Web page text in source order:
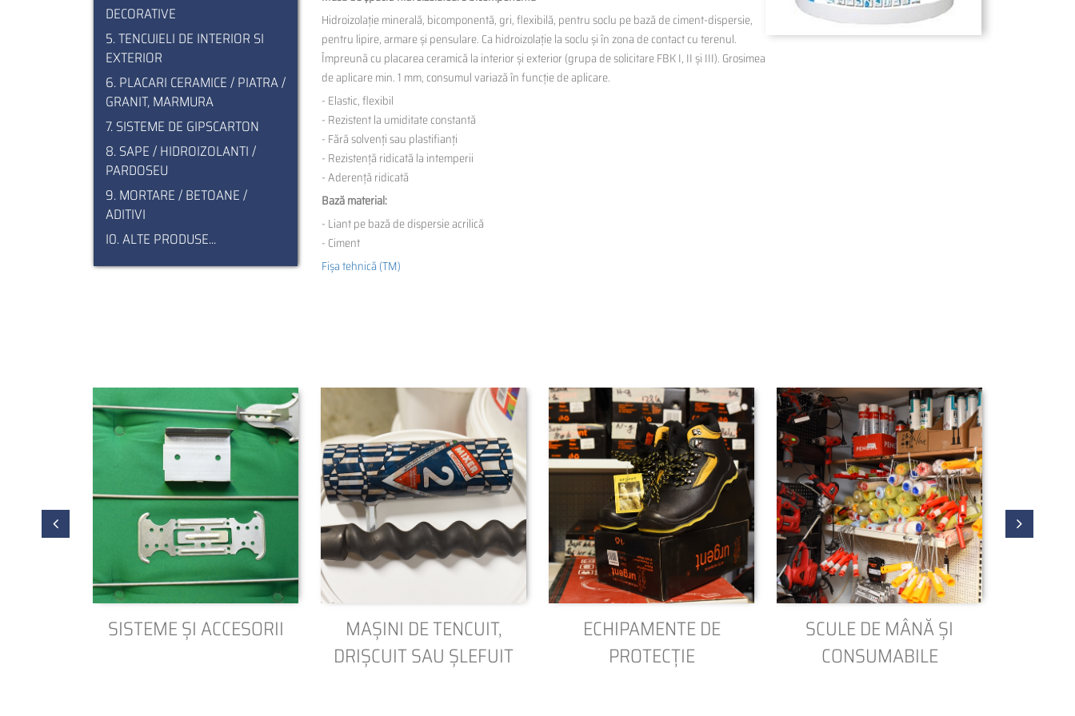
DECORATIVE
5. TENCUIELI DE INTERIOR SI
EXTERIOR
6. PLACARI CERAMICE / PIATRA /
GRANIT, MARMURA
7. SISTEME DE GIPSCARTON
8. SAPE / HIDROIZOLANTI /
PARDOSEU
9. MORTARE / BETOANE /
ADITIVI
I0. ALTE PRODUSE...
Hidroizolație minerală, bicomponentă, gri, flexibilă, pentru soclu pe bază de ciment-dispersie,
pentru lipire, armare și pensulare. Ca hidroizolație la soclu și în zona de contact cu terenul.
Împreună cu placarea ceramică la interior și exterior (grupa de solicitare FBK I, II și III). Grosimea
de aplicare min. 1 mm, consumul variază în funcție de aplicare.
- Elastic, flexibil
- Rezistent la umiditate constantă
- Fără solvenți sau plastifianți
- Rezistență ridicată la intemperii
- Aderență ridicată
Bază material:
- Liant pe bază de dispersie acrilică
- Ciment
Fișa tehnică (TM)
SISTEME ȘI ACCESORII
MAȘINI DE TENCUIT,
DRIȘCUIT SAU ȘLEFUIT
ECHIPAMENTE DE
PROTECȚIE
SCULE DE MÂNĂ ȘI
CONSUMABILE